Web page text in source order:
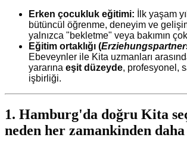
Erken çocukluk eğitimi: İlk yaşam
bütüncül öğrenme, deneyim ve
yalnızca "bekletme" veya bakımın
Eğitim ortaklığı (
Ebeveynler ile Kita uzmanları
yararına eşit düzeyde, profesyonel,
işbirliği.
1. Hamburg'da doğru Kita
neden her zamankinden